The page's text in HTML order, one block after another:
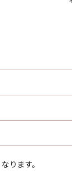
ります。